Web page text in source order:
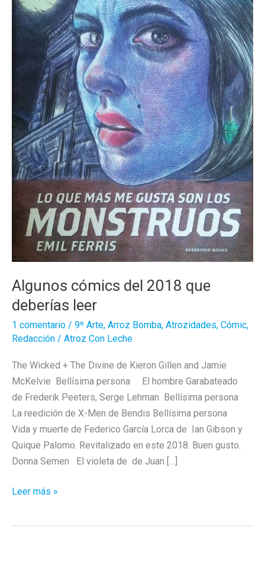
Algunos cómics del 2018 que
deberías leer
1 comentario / 9º Arte, Arroz Bomba, Atrozidades, Cómic,
Redacción / Atroz Con Leche
The Wicked + The Divine de Kieron Gillen and Jamie
McKelvie Bellísima persona El hombre Garabateado
de Frederik Peeters, Serge Lehman Bellísima persona
La reedición de X-Men de Bendis Bellísima persona
Vida y muerte de Federico García Lorca de Ian Gibson y
Quique Palomo. Revitalizado en este 2018. Buen gusto.
Donna Semen El violeta de de Juan […]
Algunos
Leer más »